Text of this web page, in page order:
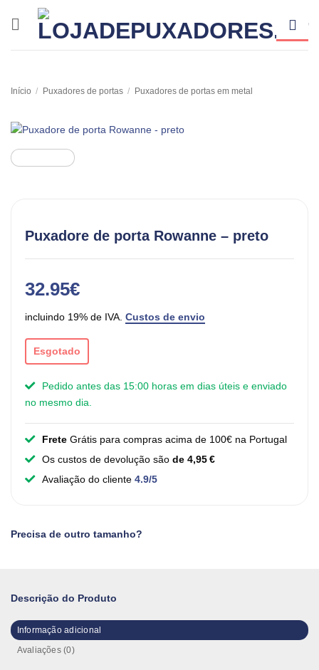
Início / Puxadores de portas / Puxadores de portas em metal
Puxadore de porta Rowanne – preto
32.95€
incluindo 19% de IVA. Custos de envio
Esgotado
Pedido antes das 15:00 horas em dias úteis e enviado
no mesmo dia.
Frete Grátis para compras acima de 100€ na Portugal
Os custos de devolução são de 4,95 €
Avaliação do cliente 4.9/5
Precisa de outro tamanho?
Descrição do Produto
Informação adicional
Avaliações (0)